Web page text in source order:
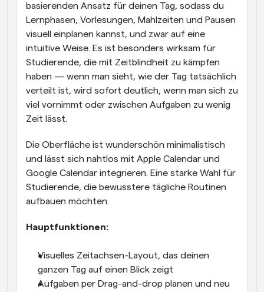
basierenden Ansatz für deinen Tag, sodass du
Lernphasen, Vorlesungen, Mahlzeiten und Pausen
visuell einplanen kannst, und zwar auf eine
intuitive Weise. Es ist besonders wirksam für
Studierende, die mit Zeitblindheit zu kämpfen
haben — wenn man sieht, wie der Tag tatsächlich
verteilt ist, wird sofort deutlich, wenn man sich zu
viel vornimmt oder zwischen Aufgaben zu wenig
Zeit lässt.
Die Oberfläche ist wunderschön minimalistisch
und lässt sich nahtlos mit Apple Calendar und
Google Calendar integrieren. Eine starke Wahl für
Studierende, die bewusstere tägliche Routinen
aufbauen möchten.
Hauptfunktionen:
Visuelles Zeitachsen-Layout, das deinen
ganzen Tag auf einen Blick zeigt
Aufgaben per Drag-and-drop planen und neu